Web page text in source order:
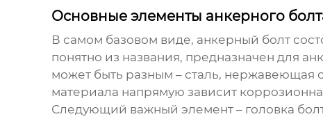
Основные элементы анкерного
В самом базовом виде, анкерный болт
понятно из названия, предназначен для
может быть разным – сталь, нержавеющая
материала напрямую зависит
Следующий важный элемент – головка